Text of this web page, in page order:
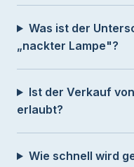
Was ist der
„nackter Lampe"?
Ist der Verkauf
erlaubt?
Wie schnell wird